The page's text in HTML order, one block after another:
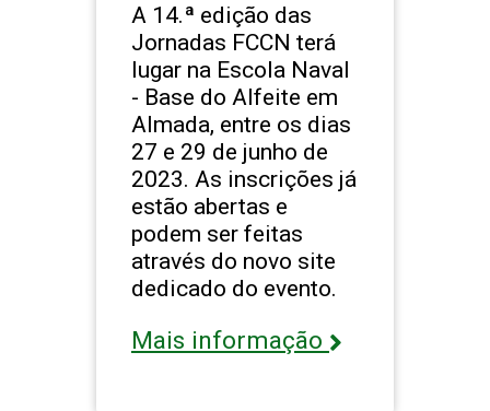
A 14.ª edição das
Jornadas FCCN terá
lugar na Escola Naval
- Base do Alfeite em
Almada, entre os dias
27 e 29 de junho de
2023. As inscrições já
estão abertas e
podem ser feitas
através do novo site
dedicado do evento.
Mais informação